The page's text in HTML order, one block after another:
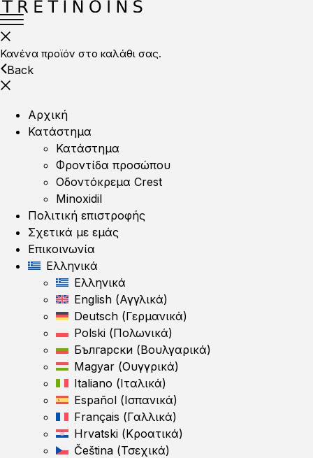
Κανένα προϊόν στο καλάθι σας.
Back
Αρχική
Κατάστημα
Κατάστημα
Φροντίδα προσώπου
Οδοντόκρεμα Crest
Minoxidil
Πολιτική επιστροφής
Σχετικά με εμάς
Επικοινωνία
Ελληνικά
Ελληνικά
English (Αγγλικά)
Deutsch (Γερμανικά)
Polski (Πολωνικά)
Български (Βουλγαρικά)
Magyar (Ουγγρικά)
Italiano (Ιταλικά)
Español (Ισπανικά)
Français (Γαλλικά)
Hrvatski (Κροατικά)
Čeština (Τσεχικά)